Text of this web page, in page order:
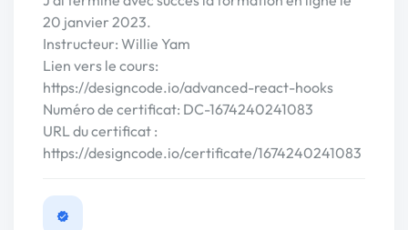
20 janvier 2023.
Instructeur: Willie Yam
Lien vers le cours:
https://designcode.io/advanced-react-hooks
Numéro de certificat: DC-1674240241083
URL du certificat :
https://designcode.io/certificate/1674240241083